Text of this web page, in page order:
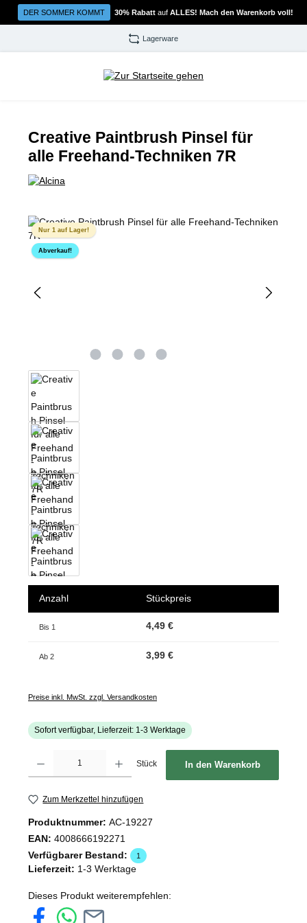
Zum Hauptinhalt springen
DER SOMMER KOMMT 30% Rabatt auf ALLES! Mach den Warenkorb voll!
Lagerware
Creative Paintbrush Pinsel für
alle Freehand-Techniken 7R
Bildergalerie überspringen
Nur 1 auf Lager!
Abverkauf!
Anzahl Stückpreis
Bis 1 4,49 €
Ab 2 3,99 €
Preise inkl. MwSt. zzgl. Versandkosten
Sofort verfügbar, Lieferzeit: 1-3 Werktage
Stück In den Warenkorb
Zum Merkzettel hinzufügen
Produktnummer: AC-19227
EAN: 4008666192271
Verfügbarer Bestand:
1
Lieferzeit: 1-3 Werktage
Dieses Produkt weiterempfehlen: